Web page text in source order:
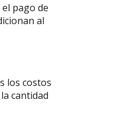
pago de
al
los costos
cantidad